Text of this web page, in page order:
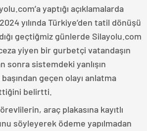
yaptığı açıklamalarda
yılında Türkiye’den tatil dönüşü
geçtiğmiz günlerde Silayolu.com
yiyen bir gurbetçi vatandaşın
sonra sistemdeki yanlışın
geçen olayı anlatma
belirtti.
araç plakasına kayıtlı
söyleyerek ödeme yapılmadan